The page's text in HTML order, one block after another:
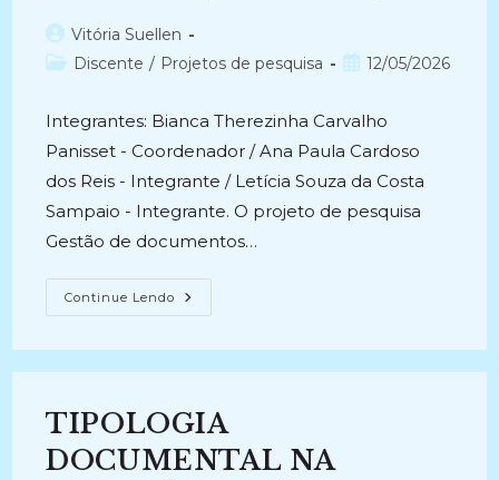
Autor
do
Vitória Suellen
Categoria
Discente / Projetos de pesquisa
Post12/05/2026
Integrantes: Bianca Therezinha Carvalho
Panisset - Coordenador / Ana Paula Cardoso
dos Reis - Integrante / Letícia Souza da Costa
Sampaio - Integrante. O projeto de pesquisa
Gestão de documentos…
Continue Lendo GESTÃO
DE
FUNDAÇÃO
RUI
BARBOSA
(2018-
Atual)
TIPOLOGIA
DOCUMENTAL NA